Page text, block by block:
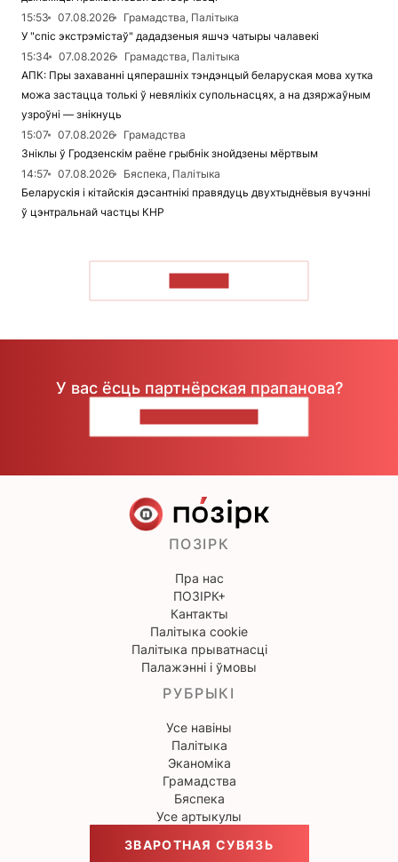
15:53
07.08.2026
Грамадства, Палітыка
У "спіс экстрэмістаў" дададзеныя яшчэ чатыры чалавекі
15:34
07.08.2026
Грамадства, Палітыка
АПК: Пры захаванні цяперашніх тэндэнцый беларуская мова хутка
можа застацца толькі ў невялікіх супольнасцях, а на дзяржаўным
узроўні — знікнуць
15:07
07.08.2026
Грамадства
Зніклы ў Гродзенскім раёне грыбнік знойдзены мёртвым
14:57
07.08.2026
Бяспека, Палітыка
Беларускія і кітайскія дэсантнікі правядуць двухтыднёвыя вучэнні
ў цэнтральнай частцы КНР
У вас ёсць партнёрская прапанова?
ПОЗІРК
Пра нас
ПОЗІРК+
Кантакты
Палітыка cookie
Палітыка прыватнасці
Палажэнні і ўмовы
РУБРЫКІ
Усе навіны
Палітыка
Эканоміка
Грамадства
Бяспека
Усе артыкулы
ЗВАРОТНАЯ СУВЯЗЬ